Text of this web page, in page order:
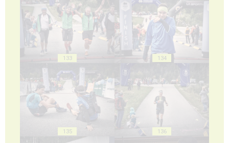
133 134
135 136